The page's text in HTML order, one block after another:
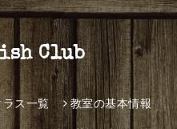
Club
ラス一覧 教室の基本情報